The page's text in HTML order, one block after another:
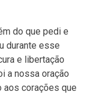
do que pedi e
durante esse
e libertação
a nossa oração
aos corações que